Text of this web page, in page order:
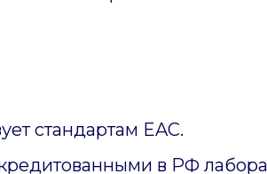
стандартам EAC.
в РФ